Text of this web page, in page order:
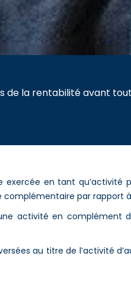
de la rentabilité avant
exercée en tant
par rapport
activité en complément
au titre de l’activité